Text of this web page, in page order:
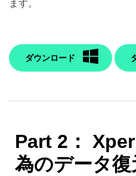
ます。
ダウンロード
Part 2：
為のデータ復